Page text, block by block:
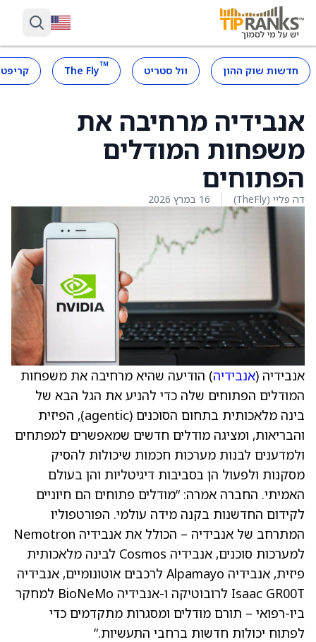
חדשות שוק ההון וול סטריט ™
The Fly
אנבידיה מרחיבה את
משפחות המודלים
הפתוחים
דה פליי (TheFly) 16 במרץ 2026
אנבידיה (אנבידיה) הודיעה שהיא מרחיבה את משפחות
המודלים הפתוחים שלה כדי להניע את הגל הבא של
בינה מלאכותית בתחום הסוכנים (agentic), הפיזית
והבריאות, ומציגה מודלים חדשים שמאפשרים למפתחים
ולמדענים לבנות מערכות חכמות שיכולות להסיק
מסקנות ולפעול הן בסביבות דיגיטליות והן בעולם
האמיתי. החברה אמרה: “מודלים פתוחים הם חיוניים
לקידום החדשנות בקנה מידה עולמי. הפורטפוליו
המתרחב של אנבידיה – הכולל את אנבידיה Nemotron
למערכות סוכנים, אנבידיה Cosmos לבינה מלאכותית
פיזית, אנבידיה Alpamayo לרכבים אוטונומיים, אנבידיה
Isaac GR00T לרובוטיקה ו-אנבידיה BioNeMo למחקר
ביו-רפואי – תורם מודלים ומסגרות מתקדמים כדי
לפתוח יכולות חדשות ברחבי התעשיות.”